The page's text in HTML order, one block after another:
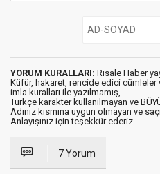
YORUM KURALLARI: Risale Haber
Küfür, hakaret, rencide edici cümleler
imla kuralları ile yazılmamış,
Türkçe karakter kullanılmayan ve
Adınız kısmına uygun olmayan ve
Anlayışınız için teşekkür ederiz.
7 Yorum